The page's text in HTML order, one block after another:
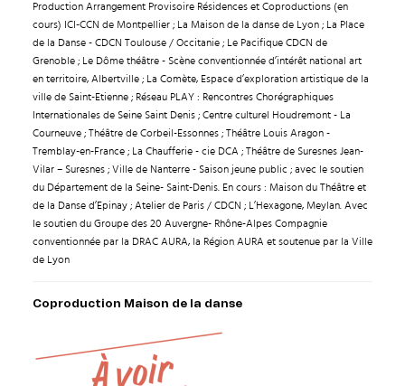
Production Arrangement Provisoire Résidences et Coproductions (en
cours) ICI-CCN de Montpellier ; La Maison de la danse de Lyon ; La Place
de la Danse - CDCN Toulouse / Occitanie ; Le Pacifique CDCN de
Grenoble ; Le Dôme théâtre - Scène conventionnée d’intérêt national art
en territoire, Albertville ; La Comète, Espace d’exploration artistique de la
ville de Saint-Etienne ; Réseau PLAY : Rencontres Chorégraphiques
Internationales de Seine Saint Denis ; Centre culturel Houdremont - La
Courneuve ; Théâtre de Corbeil-Essonnes ; Théâtre Louis Aragon -
Tremblay-en-France ; La Chaufferie - cie DCA ; Théâtre de Suresnes Jean-
Vilar – Suresnes ; Ville de Nanterre - Saison jeune public ; avec le soutien
du Département de la Seine- Saint-Denis. En cours : Maison du Théâtre et
de la Danse d’Epinay ; Atelier de Paris / CDCN ; L’Hexagone, Meylan. Avec
le soutien du Groupe des 20 Auvergne- Rhône-Alpes Compagnie
conventionnée par la DRAC AURA, la Région AURA et soutenue par la Ville
de Lyon
Coproduction Maison de la danse